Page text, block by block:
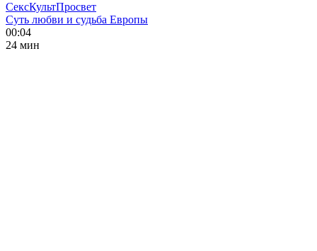
СексКультПросвет
Суть любви и судьба Европы
00:04
24 мин